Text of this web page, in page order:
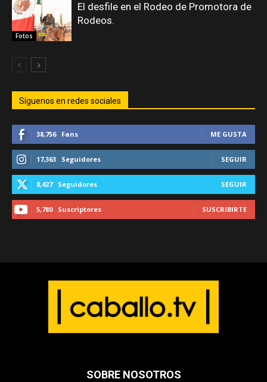
Fotos
El desfile en el Rodeo de Promotora de
Rodeos.
Síguenos en redes sociales
38,756 Fans ME GUSTA
17,363 Seguidores SEGUIR
8,427 Seguidores SEGUIR
5,780 Suscriptores SUSCRIBIRTE
SOBRE NOSOTROS